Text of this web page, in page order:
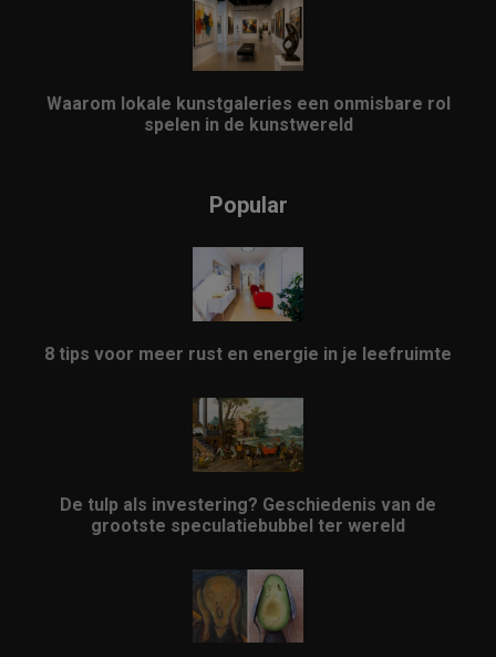
Waarom lokale kunstgaleries een onmisbare rol
spelen in de kunstwereld
Popular
8 tips voor meer rust en energie in je leefruimte
De tulp als investering? Geschiedenis van de
grootste speculatiebubbel ter wereld